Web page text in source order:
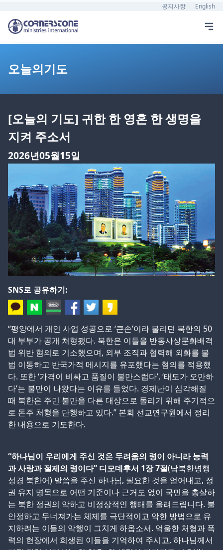
공지사항 English
오늘의기도
[오늘의 기도] 귀한 한 영혼 한 생명을
지켜 주소서
2026년05월15일
SNS로 공유하기:
“평양에서 개인 사업 성공으로 ‘큰손’이라 불리던 북한의 50
대 부부가 공개 처형됐다. 북한은 이들을 반동사상문화배격
법 위반 혐의로 기소했으며, 외부 조직과 협력해 외화를 불
법 이동하고 반국가적 메시지를 유포했다는 혐의를 적용했
다. 또한 ‘가격이 비싸고 품질이 불만스럽다’, ‘태도가 오만하
다’는 불만이 나왔다는 이유를 들었다. 경제난이 심각해질
때 북한은 주민 불만을 다른 대상으로 돌리기 위해 주기적으
로 돈주 처형을 단행하고 있다.” 본회 선교연구원에서 정리
한 내용으로 기도한다.
“하나님이 우리에게 주신 것은 두려움의 령이 아니라 능력
과 사랑과 절제의 령이다” 디모데후서 1장 7절(남북한병행
성경 북한어) 말씀을 주신 하나님, 필요한 것을 얻어내고, 정
권 유지 명목으로 어떤 기준이나 근거도 없이 국민을 총살하
는 북한 정권의 악하고 비정상적인 행태를 올려드립니다. 불
안정하고 무너져가는 체제를 극단적이고 악한 방법으로 유
지하려는 이들의 악행이 그치게 하옵소서. 억울한 처형과 폭
력의 현장에서 희생된 이들을 기억하여 주시고, 하나님께서